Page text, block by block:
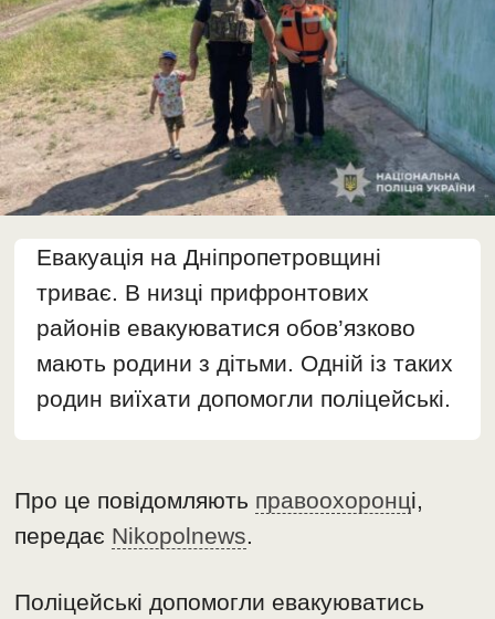
Евакуація на Дніпропетровщині
триває. В низці прифронтових
районів евакуюватися обов’язково
мають родини з дітьми. Одній із таких
родин виїхати допомогли поліцейські.
Про це повідомляють правоохоронці,
передає Nikopolnews.
Поліцейські допомогли евакуюватись